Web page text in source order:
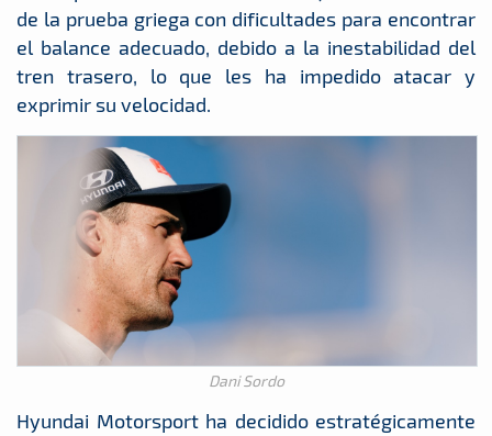
de la prueba griega con dificultades para encontrar
el balance adecuado, debido a la inestabilidad del
tren trasero, lo que les ha impedido atacar y
exprimir su velocidad.
Dani Sordo
Hyundai Motorsport ha decidido estratégicamente